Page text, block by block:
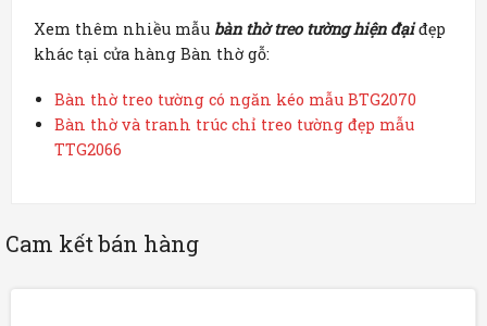
Xem thêm nhiều mẫu bàn thờ treo tường hiện đạiđẹp
khác tại cửa hàng Bàn thờ gỗ:
Bàn thờ treo tường có ngăn kéo mẫu BTG2070
Bàn thờ và tranh trúc chỉ treo tường đẹp mẫu
TTG2066
Cam kết bán hàng